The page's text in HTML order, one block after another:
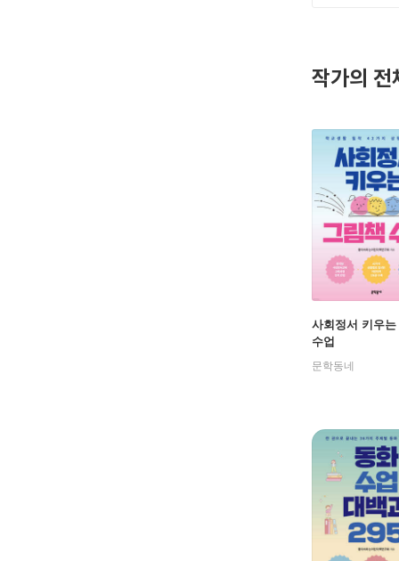
작가의 전
사회정서 키우
수업
문학동네